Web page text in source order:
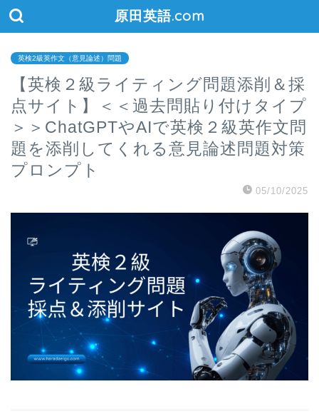
原田英語.com
英検2級英作文（意見論述）問題
【英検２級ライティング問題添削＆採
点サイト】＜＜過去問貼り付けタイプ
＞＞ChatGPTやAIで英検２級英作文問
題を添削してくれる意見論述問題対策
プロンプト
05/10/2025